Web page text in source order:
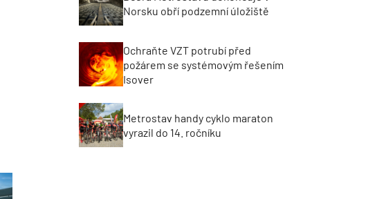
Norsku obří podzemní úložiště
Ochraňte VZT potrubí před
požárem se systémovým řešením
Isover
Metrostav handy cyklo maraton
vyrazil do 14. ročníku